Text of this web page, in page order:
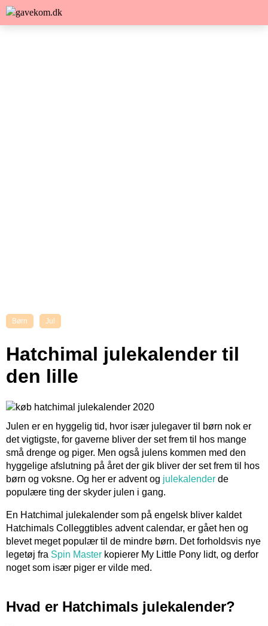
Børn Jul
Hatchimal julekalender til
den lille
Julen er en hyggelig tid, hvor især julegaver til børn nok er
det vigtigste, for gaverne bliver der set frem til hos mange
små drenge og piger. Men også julens kommen med den
hyggelige afslutning på året der gik bliver der set frem til hos
børn og voksne. Og her er advent og julekalender de
populære ting der skyder julen i gang.
En Hatchimal julekalender som på engelsk bliver kaldet
Hatchimals Colleggtibles advent calendar, er gået hen og
blevet meget populær til de mindre børn. Det forholdsvis nye
legetøj fra Spin Master kopierer My Little Pony lidt, og derfor
noget som især piger er vilde med.
Hvad er Hatchimals julekalender?